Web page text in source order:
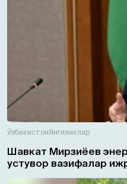
ЎзбекистонЯнгиликлар
Шавкат Мирзиёев
устувор вазифалар